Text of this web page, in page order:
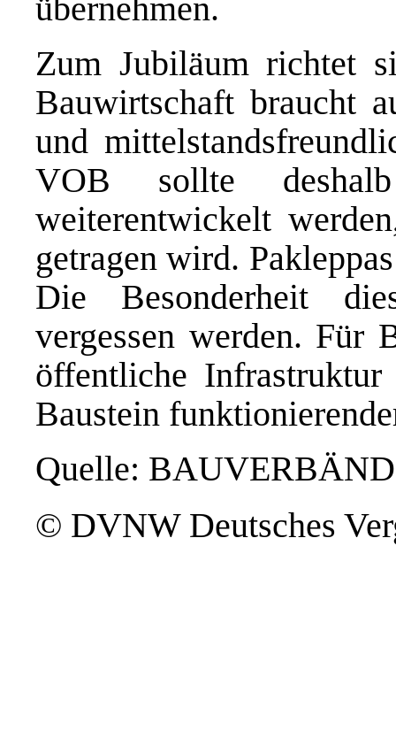
übernehmen.
Zum Jubiläum richtet
Bauwirtschaft braucht
und
VOB sollte
weiterentwickelt
getragen wird.
Die Besonderheit
vergessen werden. Für
öffentliche
Baustein
Quelle: